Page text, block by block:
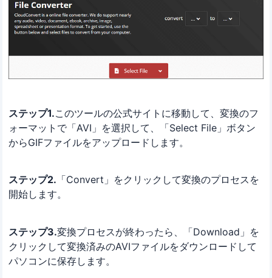
ステップ1.このツールの公式サイトに移動して、変換のフ
ォーマットで「AVI」を選択して、「Select File」ボタン
からGIFファイルをアップロードします。
ステップ2. 「Convert」をクリックして変換のプロセスを
開始します。
ステップ3.変換プロセスが終わったら、「Download」を
クリックして変換済みのAVIファイルをダウンロードして
パソコンに保存します。